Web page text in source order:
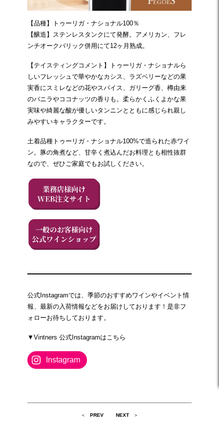
【品種】トゥーリガ・ナショナル100％
【醸造】ステンレスタンクにて発酵。アメリカン、フレ
ンチオークバリック併用にて12ヶ月熟成。
【テイスティングコメント】トゥーリガ・ナショナルら
しいフレッシュで華やかなカシス、ラズベリーなどの果
実香にスミレなどの花やスパイス、ガリーグ香、樽由来
のバニラやココナッツの香りも。柔らかくふくよかな果
実味や綺麗な酸が優しいタンニンとともに感じられ親し
みやすいキャラクターです。
土着品種トゥーリガ・ナショナル100%で造られた赤ワイ
ン。豚の角煮など、甘辛く煮込んだお料理とも相性抜群
なので、ぜひご家庭でもお試しください。
公式Instagramでは、季節のおすすめワインやイベント情
報、最新の入荷情報などをお届けしております！是非フ
ォローお待ちしております。
▼Vintners 公式Instagramはこちら
Instagram
PREV NEXT